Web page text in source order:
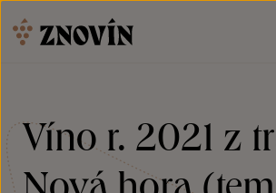
Víno r. 2021 z